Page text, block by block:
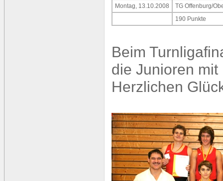
Montag, 13.10.2008
TG Offenburg/
190 Punkte
Beim
die Junioren
Herzlichen